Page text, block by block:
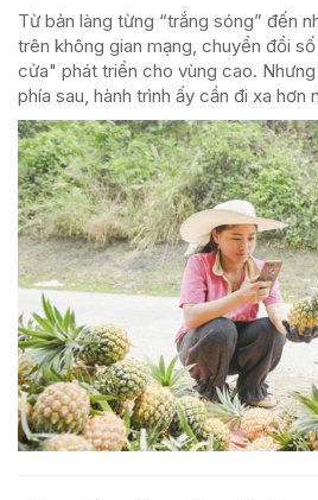
Từ bản làng từng “trắng sóng” đến
trên không gian mạng, chuyển đổi
cửa" phát triển cho vùng cao.
phía sau, hành trình ấy cần đi xa hơn